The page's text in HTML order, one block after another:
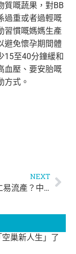
質嘅蔬果，對BB
過重或者過輕嘅
習慣嘅媽媽生產
避免懷孕期間體
15至40分鐘緩和
血壓、要安胎嘅
方式。
NEXT
孕婦食杏仁易流產？中醫師：一日勿食超過5g
巢新人生」了